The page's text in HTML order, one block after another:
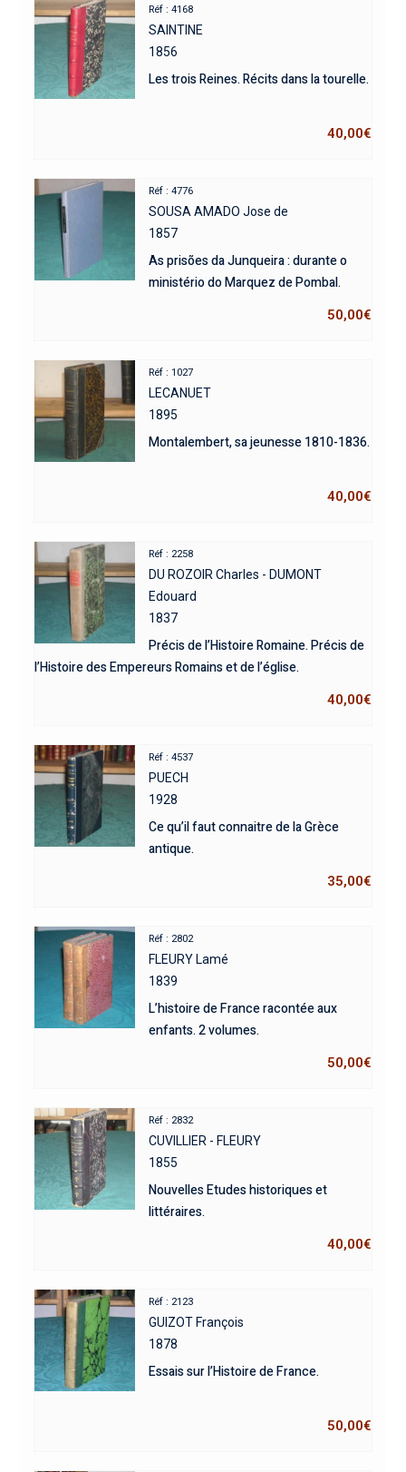
Réf : 4168
SAINTINE
1856
Les trois Reines. Récits dans la tourelle.
40,00€
Réf : 4776
SOUSA AMADO Jose de
1857
As prisões da Junqueira : durante o
ministério do Marquez de Pombal.
50,00€
Réf : 1027
LECANUET
1895
Montalembert, sa jeunesse 1810-1836.
40,00€
Réf : 2258
DU ROZOIR Charles - DUMONT
Edouard
1837
Précis de l’Histoire Romaine. Précis de
l’Histoire des Empereurs Romains et de l’église.
40,00€
Réf : 4537
PUECH
1928
Ce qu’il faut connaitre de la Grèce
antique.
35,00€
Réf : 2802
FLEURY Lamé
1839
L’histoire de France racontée aux
enfants. 2 volumes.
50,00€
Réf : 2832
CUVILLIER - FLEURY
1855
Nouvelles Etudes historiques et
littéraires.
40,00€
Réf : 2123
GUIZOT François
1878
Essais sur l’Histoire de France.
50,00€